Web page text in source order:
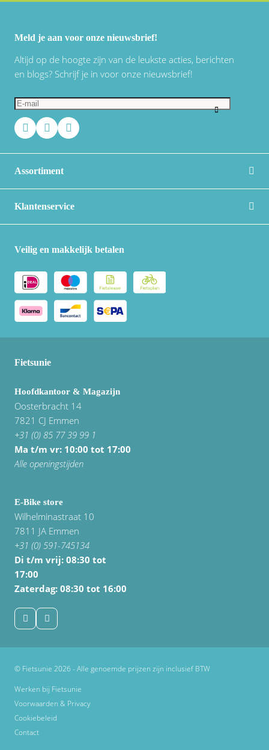
Meld je aan voor onze nieuwsbrief!
Altijd op de hoogte zijn van de leukste acties, berichten
en blogs? Schrijf je in voor onze nieuwsbrief!
Assortiment
Klantenservice
Veilig en makkelijk betalen
Fietsunie
Hoofdkantoor & Magazijn
Oosterbracht 14
7821 CJ Emmen
+31 (0) 85 77 39 99 1
Ma t/m vr: 10:00 tot 17:00
Alle openingstijden
E-Bike store
Wilhelminastraat 10
7811 JA Emmen
+31 (0) 591-745134
Di t/m vrij: 08:30 tot
17:00
Zaterdag: 08:30 tot 16:00
© Fietsunie 2026 - Alle genoemde prijzen zijn inclusief BTW
Werken bij Fietsunie
Voorwaarden & Privacy
Cookiebeleid
Contact